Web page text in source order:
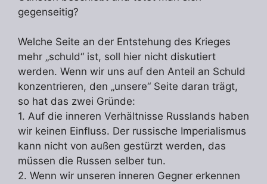
gegenseitig?
Welche Seite an der Entstehung des Krieges
mehr „schuld“ ist, soll hier nicht diskutiert
werden. Wenn wir uns auf den Anteil an Schuld
konzentrieren, den „unsere“ Seite daran trägt,
so hat das zwei Gründe:
1. Auf die inneren Verhältnisse Russlands haben
wir keinen Einfluss. Der russische Imperialismus
kann nicht von außen gestürzt werden, das
müssen die Russen selber tun.
2. Wenn wir unseren inneren Gegner erkennen